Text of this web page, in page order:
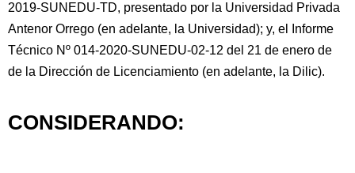
2019-SUNEDU-TD, presentado por la Universidad Privada
Antenor Orrego (en adelante, la Universidad); y, el Informe
Técnico Nº 014-2020-SUNEDU-02-12 del 21 de enero de
de la Dirección de Licenciamiento (en adelante, la Dilic).
CONSIDERANDO: